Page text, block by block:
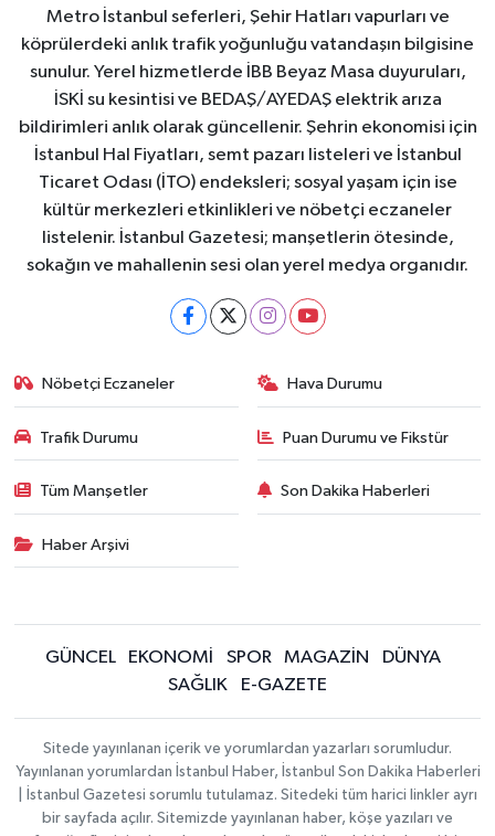
Metro İstanbul seferleri, Şehir Hatları vapurları ve
köprülerdeki anlık trafik yoğunluğu vatandaşın bilgisine
sunulur. Yerel hizmetlerde İBB Beyaz Masa duyuruları,
İSKİ su kesintisi ve BEDAŞ/AYEDAŞ elektrik arıza
bildirimleri anlık olarak güncellenir. Şehrin ekonomisi için
İstanbul Hal Fiyatları, semt pazarı listeleri ve İstanbul
Ticaret Odası (İTO) endeksleri; sosyal yaşam için ise
kültür merkezleri etkinlikleri ve nöbetçi eczaneler
listelenir. İstanbul Gazetesi; manşetlerin ötesinde,
sokağın ve mahallenin sesi olan yerel medya organıdır.
Nöbetçi Eczaneler Hava Durumu
Trafik Durumu Puan Durumu ve Fikstür
Tüm Manşetler Son Dakika Haberleri
Haber Arşivi
GÜNCEL EKONOMİ SPOR MAGAZİN
DÜNYA
SAĞLIK
E-GAZETE
Sitede yayınlanan içerik ve yorumlardan yazarları sorumludur.
Yayınlanan yorumlardan İstanbul Haber, İstanbul Son Dakika Haberleri
| İstanbul Gazetesi sorumlu tutulamaz. Sitedeki tüm harici linkler ayrı
bir sayfada açılır. Sitemizde yayınlanan haber, köşe yazıları ve